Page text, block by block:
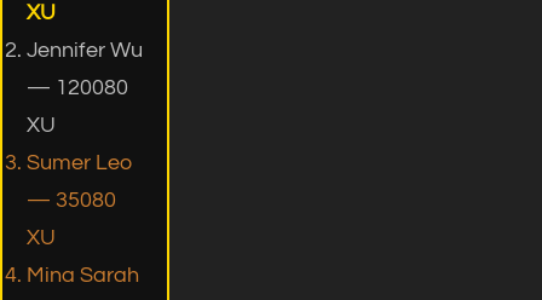
XU
Jennifer Wu
— 120080
XU
Sumer Leo
— 35080
XU
Mina Sarah